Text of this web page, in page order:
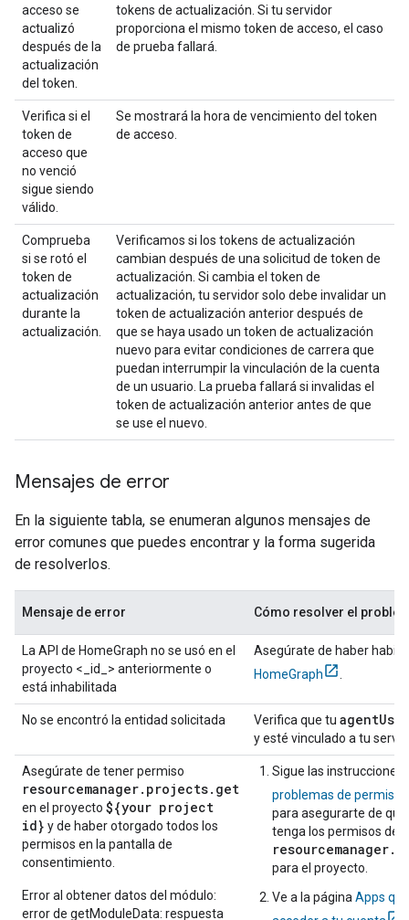
acceso se
actualizó
después de la
actualización
del token.
tokens de actualización. Si tu servidor
proporciona el mismo token de acceso, el caso
de prueba fallará.
Verifica si el
token de
acceso que
no venció
sigue siendo
válido.
Se mostrará la hora de vencimiento del token
de acceso.
Comprueba
si se rotó el
token de
actualización
durante la
actualización.
Verificamos si los tokens de actualización
cambian después de una solicitud de token de
actualización. Si cambia el token de
actualización, tu servidor solo debe invalidar un
token de actualización anterior después de
que se haya usado un token de actualización
nuevo para evitar condiciones de carrera que
puedan interrumpir la vinculación de la cuenta
de un usuario. La prueba fallará si invalidas el
token de actualización anterior antes de que
se use el nuevo.
Mensajes de error
En la siguiente tabla, se enumeran algunos mensajes de
error comunes que puedes encontrar y la forma sugerida
de resolverlos.
Mensaje de error Cómo resolver el
La API de HomeGraph no se usó en el
proyecto <_id_> anteriormente o
está inhabilitada
Asegúrate de haber
HomeGraph
No se encontró la entidad solicitada Verifica que tu agentUser
y esté vinculado a tu
Asegúrate de tener permiso
resourcemanager.projects.get
en el proyecto ${your project
id} y de haber otorgado todos los
permisos en la pantalla de
consentimiento.
Error al obtener datos del módulo:
error de getModuleData: respuesta
Sigue las instrucciones
problemas de
para asegurarte de
tenga los permisos de
para el proyecto.
Ve a la página Apps